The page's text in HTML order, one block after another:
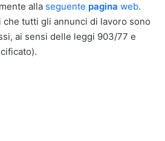
alla seguente pagina web.
tutti gli annunci di lavoro sono
ai sensi delle leggi 903/77 e